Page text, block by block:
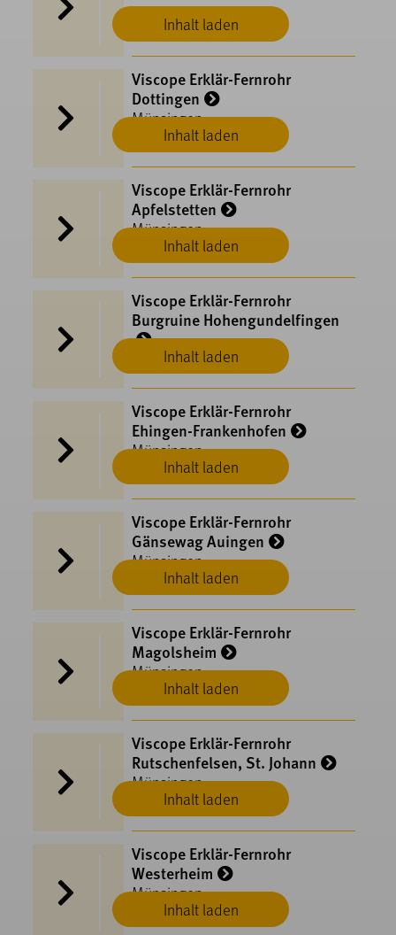
Inhalt laden
Inhalt laden
Viscope Erklär-Fernrohr
Dottingen
Münsingen
Inhalt laden
Viscope Erklär-Fernrohr
Apfelstetten
Münsingen
Inhalt laden
Viscope Erklär-Fernrohr
Burgruine Hohengundelfingen
Münsingen
Inhalt laden
Viscope Erklär-Fernrohr
Ehingen-Frankenhofen
Münsingen
Inhalt laden
Viscope Erklär-Fernrohr
Gänsewag Auingen
Münsingen
Inhalt laden
Viscope Erklär-Fernrohr
Magolsheim
Münsingen
Inhalt laden
Viscope Erklär-Fernrohr
Rutschenfelsen, St. Johann
Münsingen
Inhalt laden
Viscope Erklär-Fernrohr
Westerheim
Münsingen